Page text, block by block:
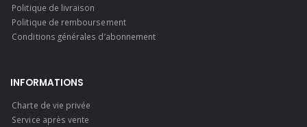
Politique de livraison
Politique de remboursement
Conditions générales d’abonnement
INFORMATIONS
Charte de vie privée
Service après vente